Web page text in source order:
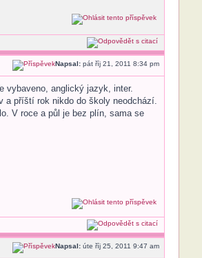
Napsal:pát říj 21, 2011 8:34 pm
vybaveno, anglický jazyk, inter.
a příští rok nikdo do školy neodchází.
V roce a půl je bez plín, sama se
Napsal:úte říj 25, 2011 9:47 am